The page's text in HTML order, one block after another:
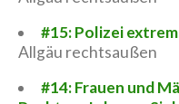
#15: Polizei
Allgäu rechtsaußen
#14: Frauen und